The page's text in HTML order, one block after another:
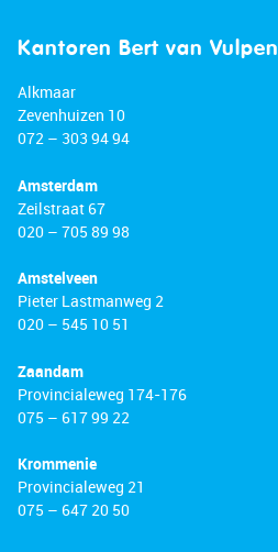
Kantoren Bert van Vulpen
Alkmaar
Zevenhuizen 10
072 – 303 94 94
Amsterdam
Zeilstraat 67
020 – 705 89 98
Amstelveen
Pieter Lastmanweg 2
020 – 545 10 51
Zaandam
Provincialeweg 174-176
075 – 617 99 22
Krommenie
Provincialeweg 21
075 – 647 20 50